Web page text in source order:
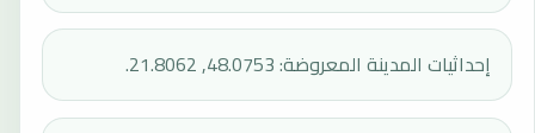
إحداثيات المدينة المعروضة: 48.0753, 21.8062.